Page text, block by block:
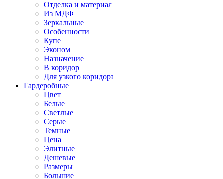
Отделка и материал
Из МДФ
Зеркальные
Особенности
Купе
Эконом
Назначение
В коридор
Для узкого коридора
Гардеробные
Цвет
Белые
Светлые
Серые
Темные
Цена
Элитные
Дешевые
Размеры
Большие